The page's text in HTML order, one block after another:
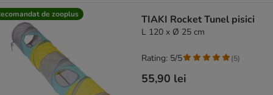
de zooplus TIAKI Rocket Tunel pisici
L 120 x Ø 25 cm
55,90 lei
Rating: 5/5 (5)